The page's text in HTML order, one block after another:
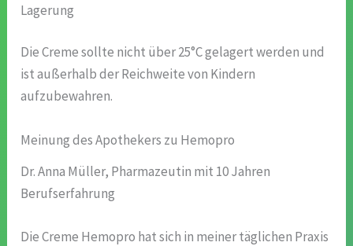
Lagerung
Die Creme sollte nicht über 25°C gelagert werden und
ist außerhalb der Reichweite von Kindern
aufzubewahren.
Meinung des Apothekers zu Hemopro
Dr. Anna Müller, Pharmazeutin mit 10 Jahren
Berufserfahrung
Die Creme Hemopro hat sich in meiner täglichen Praxis